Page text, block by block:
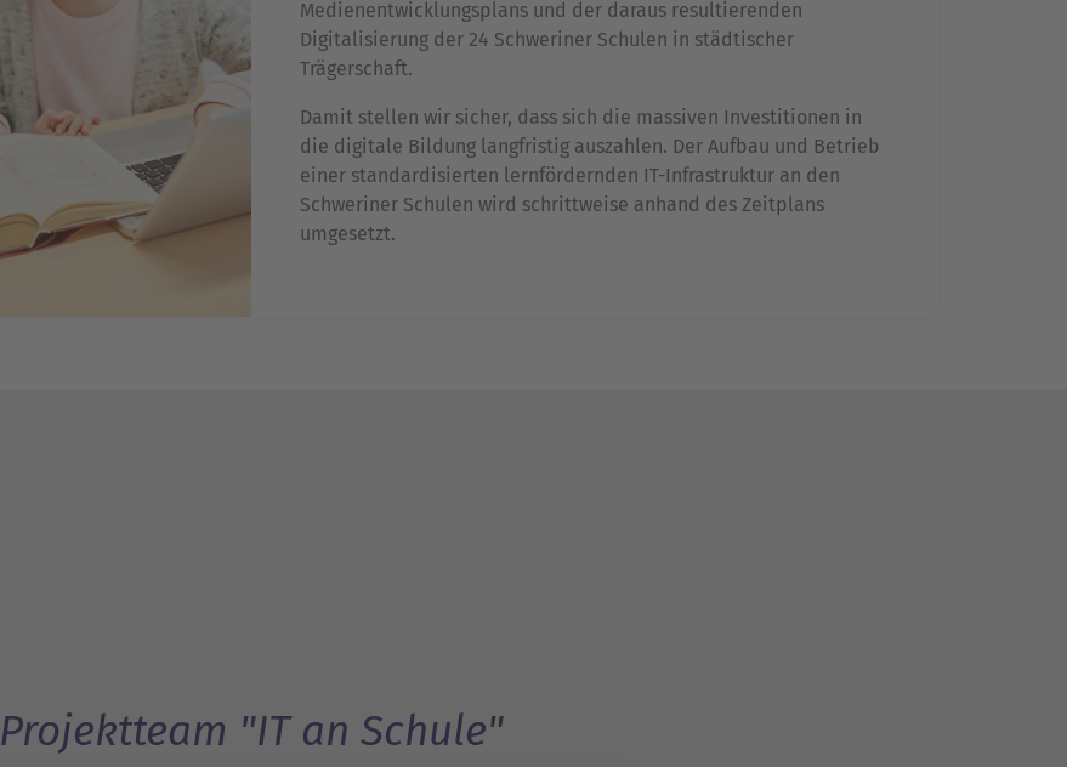
Medienentwicklungsplans und der daraus resultierenden
Digitalisierung der 24 Schweriner Schulen in städtischer
Trägerschaft.
Damit stellen wir sicher, dass sich die massiven Investitionen in
die digitale Bildung langfristig auszahlen. Der Aufbau und Betrieb
einer standardisierten lernfördernden IT-Infrastruktur an den
Schweriner Schulen wird schrittweise anhand des Zeitplans
umgesetzt.
Projektteam "IT an Schule"